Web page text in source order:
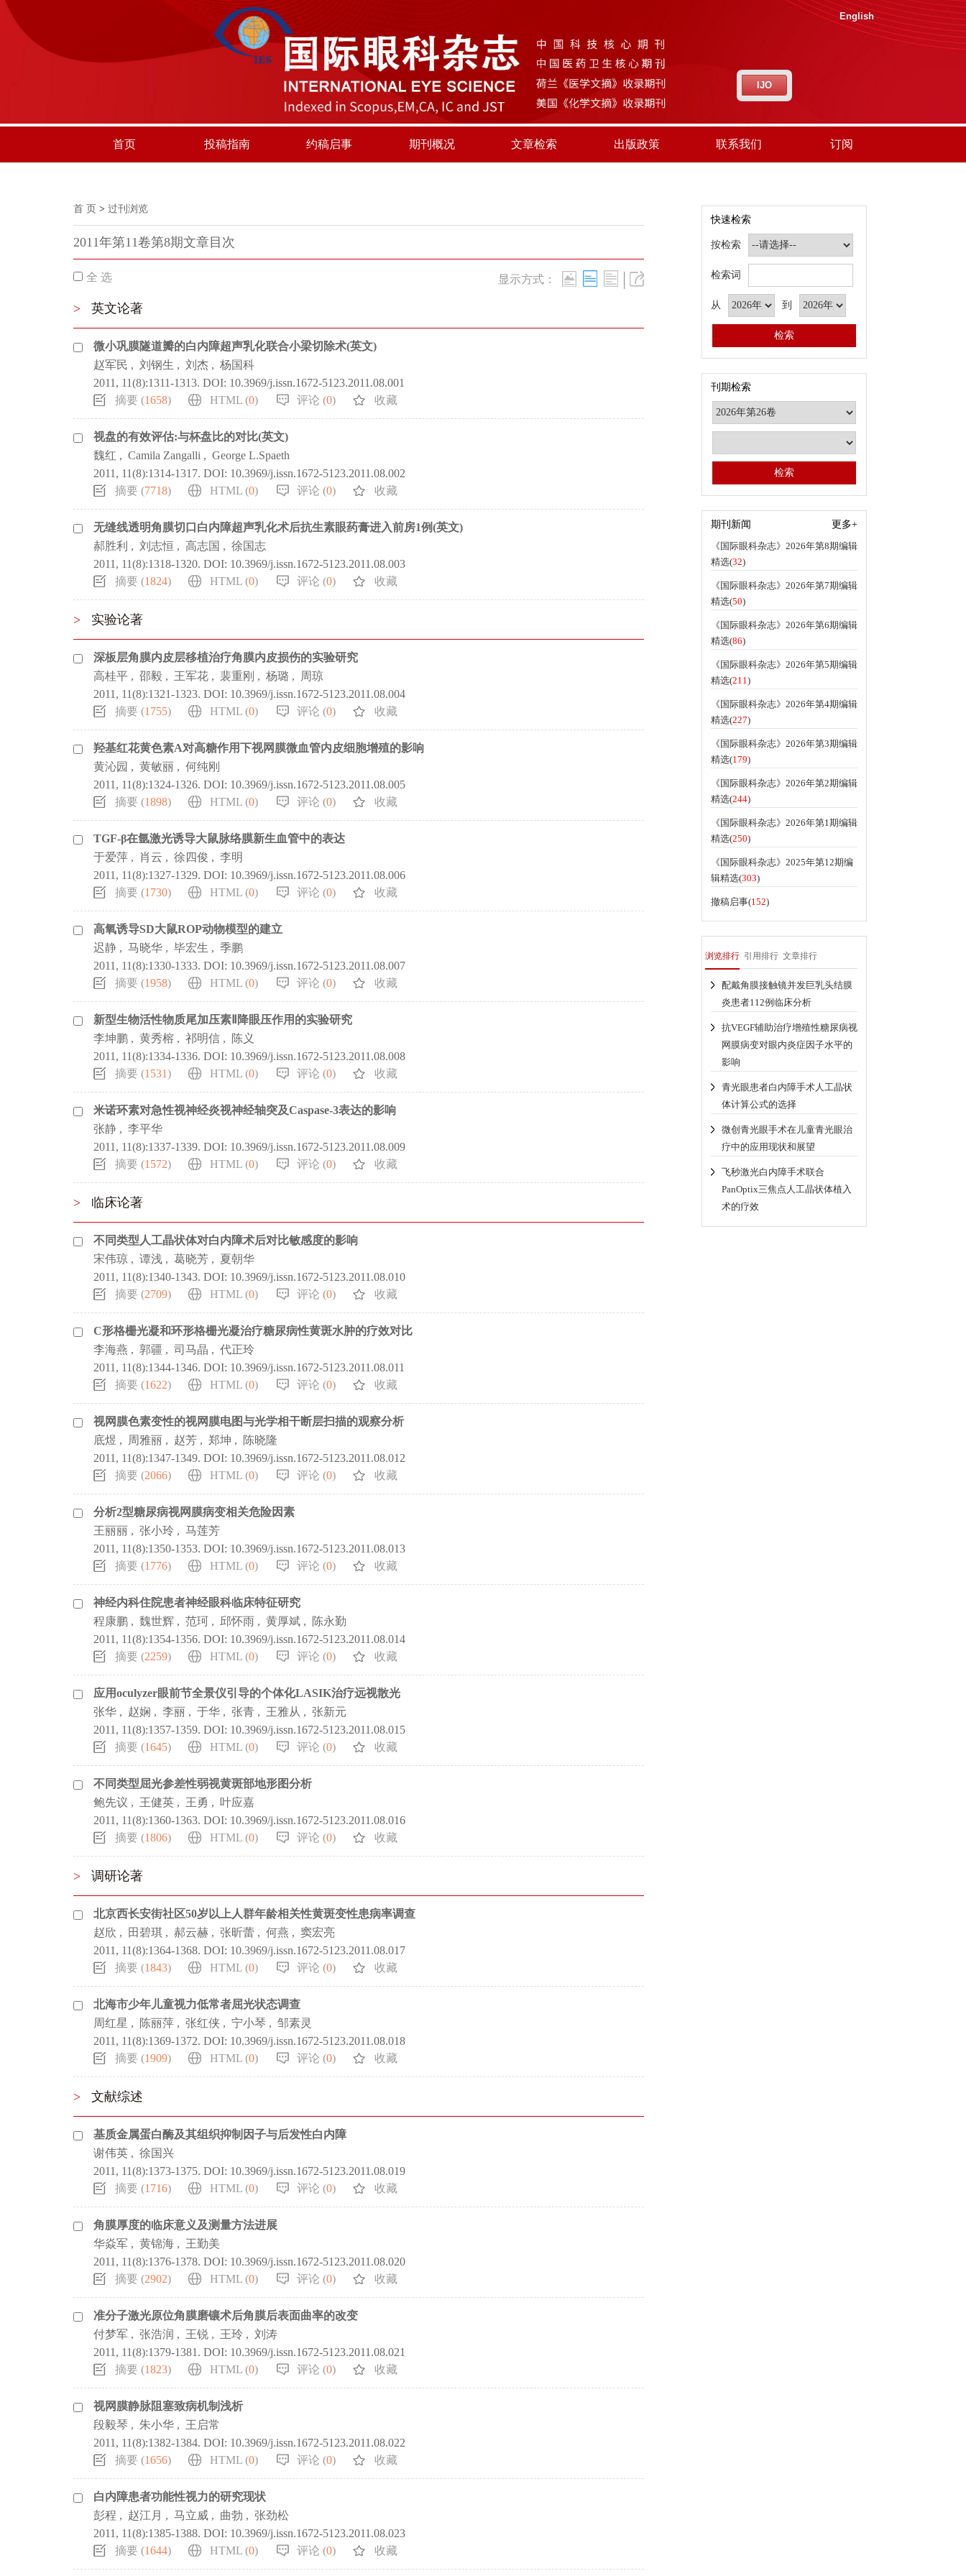
English
IJO
首页 投稿指南 约稿启事 期刊概况 文章检索 出版政策 联系我们 订阅
首 页 > 过刊浏览
2011年第11卷第8期文章目次
全 选 显示方式： |
> 英文论著
微小巩膜隧道瓣的白内障超声乳化联合小梁切除术(英文)
赵军民 , 刘钢生 , 刘杰 , 杨国科
2011, 11(8):1311-1313. DOI: 10.3969/j.issn.1672-5123.2011.08.001
摘要 (1658) HTML (0) 评论 (0) 收藏
视盘的有效评估:与杯盘比的对比(英文)
魏红 , Camila Zangalli , George L.Spaeth
2011, 11(8):1314-1317. DOI: 10.3969/j.issn.1672-5123.2011.08.002
摘要 (7718) HTML (0) 评论 (0) 收藏
无缝线透明角膜切口白内障超声乳化术后抗生素眼药膏进入前房1例(英文)
郝胜利 , 刘志恒 , 高志国 , 徐国志
2011, 11(8):1318-1320. DOI: 10.3969/j.issn.1672-5123.2011.08.003
摘要 (1824) HTML (0) 评论 (0) 收藏
> 实验论著
深板层角膜内皮层移植治疗角膜内皮损伤的实验研究
高桂平 , 邵毅 , 王军花 , 裴重刚 , 杨璐 ,
周琼
2011, 11(8):1321-1323. DOI: 10.3969/j.issn.1672-5123.2011.08.004
摘要 (1755) HTML (0) 评论 (0) 收藏
羟基红花黄色素A对高糖作用下视网膜微血管内皮细胞增殖的影响
黄沁园 , 黄敏丽 , 何纯刚
2011, 11(8):1324-1326. DOI: 10.3969/j.issn.1672-5123.2011.08.005
摘要 (1898) HTML (0) 评论 (0) 收藏
TGF-β在氩激光诱导大鼠脉络膜新生血管中的表达
于爱萍 , 肖云 , 徐四俊 , 李明
2011, 11(8):1327-1329. DOI: 10.3969/j.issn.1672-5123.2011.08.006
摘要 (1730) HTML (0) 评论 (0) 收藏
高氧诱导SD大鼠ROP动物模型的建立
迟静 , 马晓华 , 毕宏生 , 季鹏
2011, 11(8):1330-1333. DOI: 10.3969/j.issn.1672-5123.2011.08.007
摘要 (1958) HTML (0) 评论 (0) 收藏
新型生物活性物质尾加压素Ⅱ降眼压作用的实验研究
李坤鹏 , 黄秀榕 , 祁明信 ,
陈义
2011, 11(8):1334-1336. DOI: 10.3969/j.issn.1672-5123.2011.08.008
摘要 (1531) HTML (0) 评论 (0) 收藏
米诺环素对急性视神经炎视神经轴突及Caspase-3表达的影响
张静 , 李平华
2011, 11(8):1337-1339. DOI: 10.3969/j.issn.1672-5123.2011.08.009
摘要 (1572) HTML (0) 评论 (0) 收藏
> 临床论著
不同类型人工晶状体对白内障术后对比敏感度的影响
宋伟琼 , 谭浅 , 葛晓芳 , 夏朝华
2011, 11(8):1340-1343. DOI: 10.3969/j.issn.1672-5123.2011.08.010
摘要 (2709) HTML (0) 评论 (0) 收藏
C形格栅光凝和环形格栅光凝治疗糖尿病性黄斑水肿的疗效对比
李海燕 , 郭疆 , 司马晶 , 代正玲
2011, 11(8):1344-1346. DOI: 10.3969/j.issn.1672-5123.2011.08.011
摘要 (1622) HTML (0) 评论 (0) 收藏
视网膜色素变性的视网膜电图与光学相干断层扫描的观察分析
底煜 , 周雅丽 , 赵芳 , 郑坤 ,
陈晓隆
2011, 11(8):1347-1349. DOI: 10.3969/j.issn.1672-5123.2011.08.012
摘要 (2066) HTML (0) 评论 (0) 收藏
分析2型糖尿病视网膜病变相关危险因素
王丽丽 , 张小玲 , 马莲芳
2011, 11(8):1350-1353. DOI: 10.3969/j.issn.1672-5123.2011.08.013
摘要 (1776) HTML (0) 评论 (0) 收藏
神经内科住院患者神经眼科临床特征研究
程康鹏 , 魏世辉 , 范珂 , 邱怀雨 , 黄厚斌 ,
陈永勤
2011, 11(8):1354-1356. DOI: 10.3969/j.issn.1672-5123.2011.08.014
摘要 (2259) HTML (0) 评论 (0) 收藏
应用oculyzer眼前节全景仪引导的个体化LASIK治疗远视散光
张华 , 赵娴 , 李丽 , 于华 , 张青 , 王雅从 , 张新元
2011, 11(8):1357-1359. DOI: 10.3969/j.issn.1672-5123.2011.08.015
摘要 (1645) HTML (0) 评论 (0) 收藏
不同类型屈光参差性弱视黄斑部地形图分析
鲍先议 , 王健英 , 王勇 ,
叶应嘉
2011, 11(8):1360-1363. DOI: 10.3969/j.issn.1672-5123.2011.08.016
摘要 (1806) HTML (0) 评论 (0) 收藏
> 调研论著
北京西长安街社区50岁以上人群年龄相关性黄斑变性患病率调查
赵欣 , 田碧琪 , 郝云赫 , 张昕蕾 , 何燕 , 窦宏亮
2011, 11(8):1364-1368. DOI: 10.3969/j.issn.1672-5123.2011.08.017
摘要 (1843) HTML (0) 评论 (0) 收藏
北海市少年儿童视力低常者屈光状态调查
周红星 , 陈丽萍 , 张红侠 , 宁小琴 , 邹素灵
2011, 11(8):1369-1372. DOI: 10.3969/j.issn.1672-5123.2011.08.018
摘要 (1909) HTML (0) 评论 (0) 收藏
> 文献综述
基质金属蛋白酶及其组织抑制因子与后发性白内障
谢伟英 , 徐国兴
2011, 11(8):1373-1375. DOI: 10.3969/j.issn.1672-5123.2011.08.019
摘要 (1716) HTML (0) 评论 (0) 收藏
角膜厚度的临床意义及测量方法进展
华焱军 , 黄锦海 , 王勤美
2011, 11(8):1376-1378. DOI: 10.3969/j.issn.1672-5123.2011.08.020
摘要 (2902) HTML (0) 评论 (0) 收藏
准分子激光原位角膜磨镶术后角膜后表面曲率的改变
付梦军 , 张浩润 , 王锐 , 王玲 , 刘涛
2011, 11(8):1379-1381. DOI: 10.3969/j.issn.1672-5123.2011.08.021
摘要 (1823) HTML (0) 评论 (0) 收藏
视网膜静脉阻塞致病机制浅析
段毅琴 , 朱小华 , 王启常
2011, 11(8):1382-1384. DOI: 10.3969/j.issn.1672-5123.2011.08.022
摘要 (1656) HTML (0) 评论 (0) 收藏
白内障患者功能性视力的研究现状
彭程 , 赵江月 , 马立威 , 曲勃 , 张劲松
2011, 11(8):1385-1388. DOI: 10.3969/j.issn.1672-5123.2011.08.023
摘要 (1644) HTML (0) 评论 (0) 收藏
快速检索
按检索
检索词
从 到
刊期检索
期刊新闻
更多+
《国际眼科杂志》2026年第8期编辑
精选(32)
《国际眼科杂志》2026年第7期编辑
精选(50)
《国际眼科杂志》2026年第6期编辑
精选(86)
《国际眼科杂志》2026年第5期编辑
精选(211)
《国际眼科杂志》2026年第4期编辑
精选(227)
《国际眼科杂志》2026年第3期编辑
精选(179)
《国际眼科杂志》2026年第2期编辑
精选(244)
《国际眼科杂志》2026年第1期编辑
精选(250)
《国际眼科杂志》2025年第12期编
辑精选(303)
撤稿启事(152)
浏览排行 引用排行 文章排行
配戴角膜接触镜并发巨乳头结膜
炎患者112例临床分析
抗VEGF辅助治疗增殖性糖尿病视
网膜病变对眼内炎症因子水平的
影响
青光眼患者白内障手术人工晶状
体计算公式的选择
微创青光眼手术在儿童青光眼治
疗中的应用现状和展望
飞秒激光白内障手术联合
PanOptix三焦点人工晶状体植入
术的疗效